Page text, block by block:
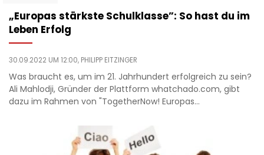
„Europas stärkste Schulklasse”: So hast du im
Leben Erfolg
30.09.2022 UM 12:00, PHILIPP EITZINGER
Was braucht es, um im 21. Jahrhundert erfolgreich zu sein?
Ali Mahlodji, Gründer der Plattform whatchado.com, gibt
dazu im Rahmen von "TogetherNow! Europas…